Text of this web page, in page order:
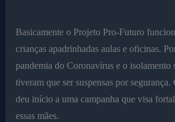
Basicamente o Projeto Pro-Futuro
crianças apadrinhadas aulas e oficinas.
pandemia do Coronavírus e o isolamento
tiveram que ser suspensas por
deu início a uma campanha que visa
essas mães.